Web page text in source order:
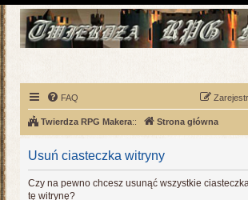
FAQ
Twierdza RPG Makera:: Strona główna
Usuń ciasteczka witryny
Czy na pewno chcesz usunąć wszystkie
tę witrynę?